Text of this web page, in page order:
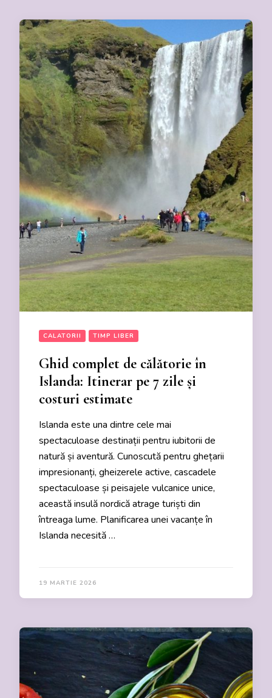
CALATORII TIMP LIBER
Ghid complet de călătorie în
Islanda: Itinerar pe 7 zile și
costuri estimate
Islanda este una dintre cele mai
spectaculoase destinații pentru iubitorii de
natură și aventură. Cunoscută pentru ghețarii
impresionanți, gheizerele active, cascadele
spectaculoase și peisajele vulcanice unice,
această insulă nordică atrage turiști din
întreaga lume. Planificarea unei vacanțe în
Islanda necesită …
19 MARTIE 2026